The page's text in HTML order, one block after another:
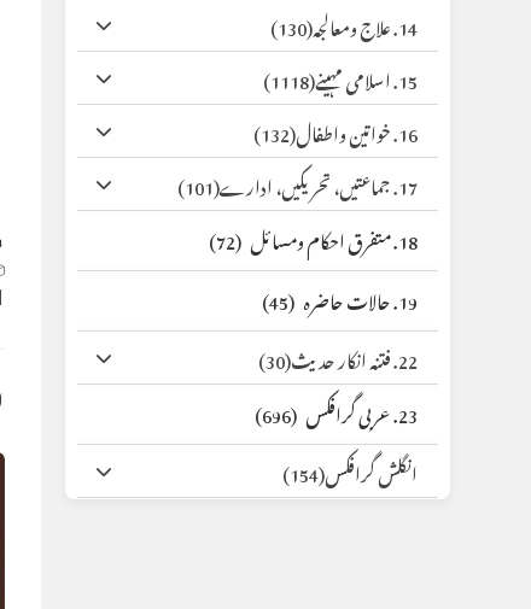
14. علاج ومعالجہ
(130)
15. اسلامی مہینے
(1118)
16. خواتین واطفال
(132)
17. جماعتیں، تحریکیں، ادارے
(101)
18. متفرق احکام ومسائل
(72)
19. حالات حاضرہ
(45)
22. فتنہ انکار حدیث
(30)
23. عربی گرافکس
(696)
انگلش گرافکس(154)